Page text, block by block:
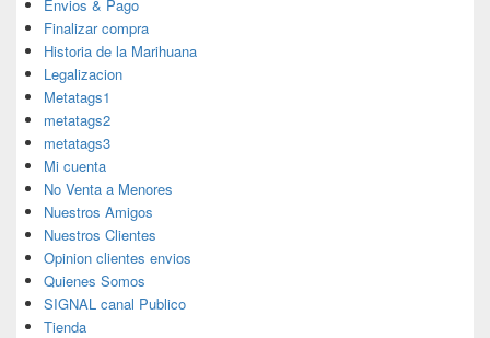
Envios & Pago
Finalizar compra
Historia de la Marihuana
Legalizacion
Metatags1
metatags2
metatags3
Mi cuenta
No Venta a Menores
Nuestros Amigos
Nuestros Clientes
Opinion clientes envios
Quienes Somos
SIGNAL canal Publico
Tienda